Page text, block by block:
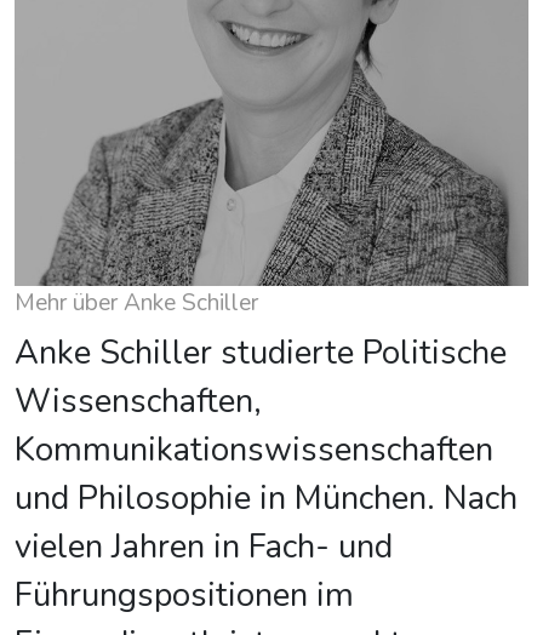
Mehr über Anke Schiller
Anke Schiller studierte Politische
Wissenschaften,
Kommunikationswissenschaften
und Philosophie in München. Nach
vielen Jahren in Fach- und
Führungspositionen im